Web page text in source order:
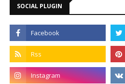
SOCIAL PLUGIN